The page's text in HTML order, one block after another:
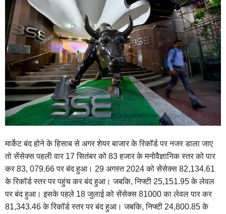
मार्केट बंद होने के हिसाब से अगर शेयर बाजार के रिकॉर्ड पर नजर डाला जाए
तो सेंसेक्स पहली वार 17 सितंबर को 83 हजार के मनोवैज्ञानिक स्तर को पार
कर 83, 079.66 पर बंद हुआ। 29 अगस्त 2024 को सेंसेक्स 82,134.61
के रिकॉर्ड स्तर पर पहुंच कर बंद हुआ। जबकि, निफ्टी 25,151.95 के लेवल
पर बंद हुआ। इसके पहले 18 जुलाई को सेंसेक्स 81000 का लेवल पार कर
81,343.46 के रिकॉर्ड स्तर पर बंद हुआ। जबकि, निफ्टी 24,800.85 के